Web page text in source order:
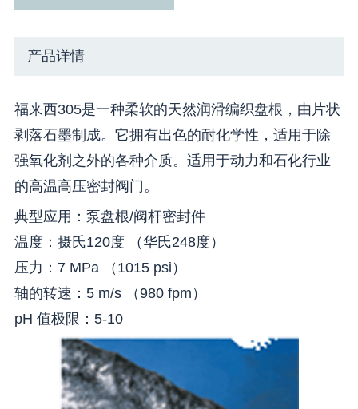
产品详情
福来西305是一种柔软的天然润滑编织盘根，由片状
剥落石墨制成。它拥有出色的耐化学性，适用于除
强氧化剂之外的各种介质。适用于动力和石化行业
的高温高压密封阀门。
典型应用：泵盘根/阀杆密封件
温度：摄氏120度 （华氏248度）
压力：7 MPa （1015 psi）
轴的转速：5 m/s （980 fpm）
pH 值极限：5-10